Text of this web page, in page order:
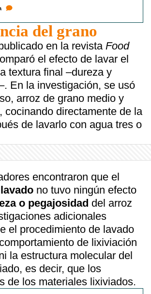
del grano
en la revista Food
el efecto de lavar el
textura final –dureza y
En la investigación, se usó
arroz de grano medio y
cocinando directamente de la
de lavarlo con agua tres o
encontraron que el
no tuvo ningún efecto
o pegajosidad del arroz
adicionales
el procedimiento de lavado
de lixiviación
la estructura molecular del
es decir, que los
de los materiales lixiviados.